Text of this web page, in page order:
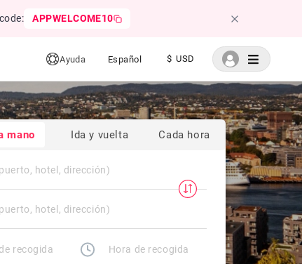
APPWELCOME10
Ayuda Español $ USD
mano Ida y vuelta Cada hora